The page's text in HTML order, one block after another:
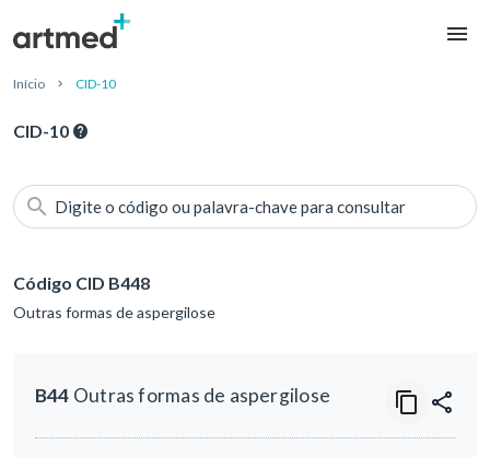
Início CID-10
CID-10
Digite o código ou palavra-chave para consultar
Código CID B448
Outras formas de aspergilose
B44 Outras formas de aspergilose